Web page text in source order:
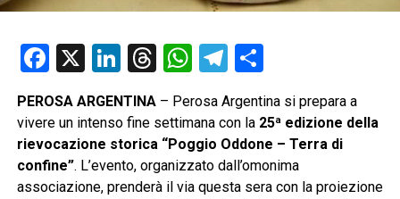
Facebook
X LinkedIn
Threads
WhatsApp
Telegram
PEROSA ARGENTINA– Perosa Argentina si prepara a
vivere un intenso fine settimana con la 25ª edizione della
rievocazione storica “Poggio Oddone – Terra di
confine”. L’evento, organizzato dall’omonima
associazione, prenderà il via questa sera con la proiezione